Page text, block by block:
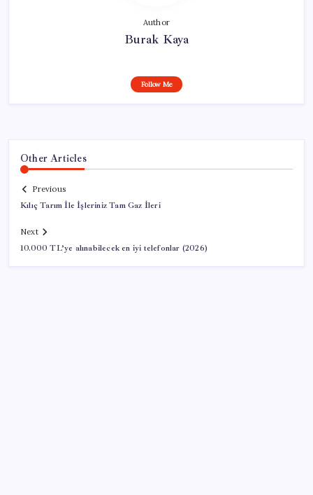
Author
Burak Kaya
Follow Me
Other Articles
Previous
Kılıç Tarım İle İşleriniz Tam Gaz İleri
Next
10.000 TL’ye alınabilecek en iyi telefonlar (2026)